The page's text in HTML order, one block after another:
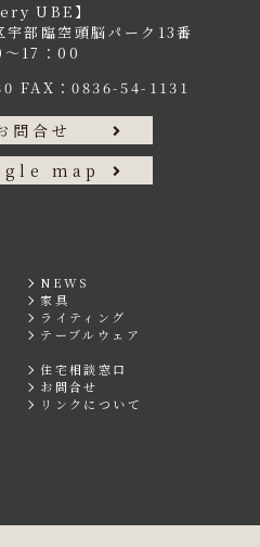
UBE】
部臨空頭脳パーク13番
17：00
FAX：0836-54-1131
問合せ
map
NEWS
家具
ライティング
テーブルウェア
住宅相談窓口
お問合せ
リンクについて